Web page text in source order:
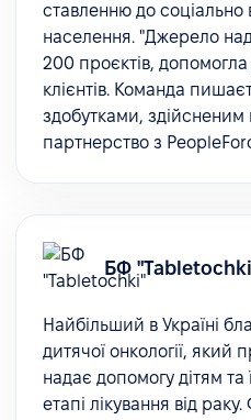
ставленню до соціально
населення. "Джерело
200 проєктів,
клієнтів. Команда
здобутками,
партнерство з
БФ
Найбільший в Україні
дитячої онкології, який
надає допомогу дітям та
етапі лікування від